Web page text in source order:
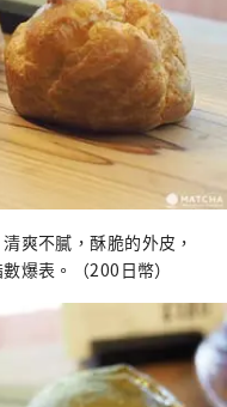
爽不膩，酥脆的外皮，
爆表。（200日幣）